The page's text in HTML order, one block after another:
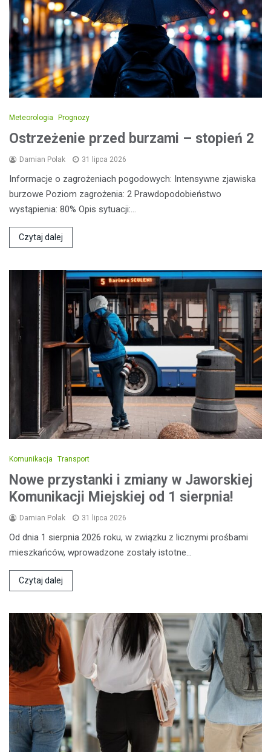
Meteorologia Prognozy
Ostrzeżenie przed burzami – stopień 2
Damian Polak 31 lipca 2026
Informacje o zagrożeniach pogodowych: Intensywne zjawiska
burzowe Poziom zagrożenia: 2 Prawdopodobieństwo
wystąpienia: 80% Opis sytuacji:…
Czytaj dalej
Komunikacja Transport
Nowe przystanki i zmiany w Jaworskiej
Komunikacji Miejskiej od 1 sierpnia!
Damian Polak 31 lipca 2026
Od dnia 1 sierpnia 2026 roku, w związku z licznymi prośbami
mieszkańców, wprowadzone zostały istotne…
Czytaj dalej